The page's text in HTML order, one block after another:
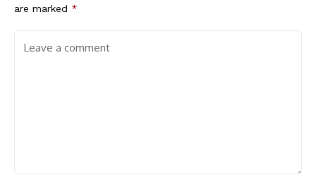
are marked *